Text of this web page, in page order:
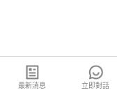
最新消息 立即對話